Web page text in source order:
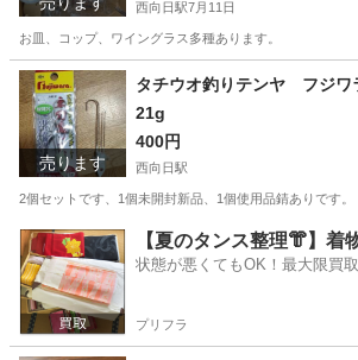
西向日駅7月11日
お皿、コップ、ワイングラス多種あります。
京都 向日市 西向日駅 ワイングラ
売ります
タチウオ釣りテンヤ フジワ
21g
400円
西向日駅
2個セットです、1個未開封新品、1個使用品錆ありです。
京都 向日市 西向日駅 スポーツ テンヤ
【夏のタンス整理👘】着
状態が悪くてもOK！最大限買
プリフラ